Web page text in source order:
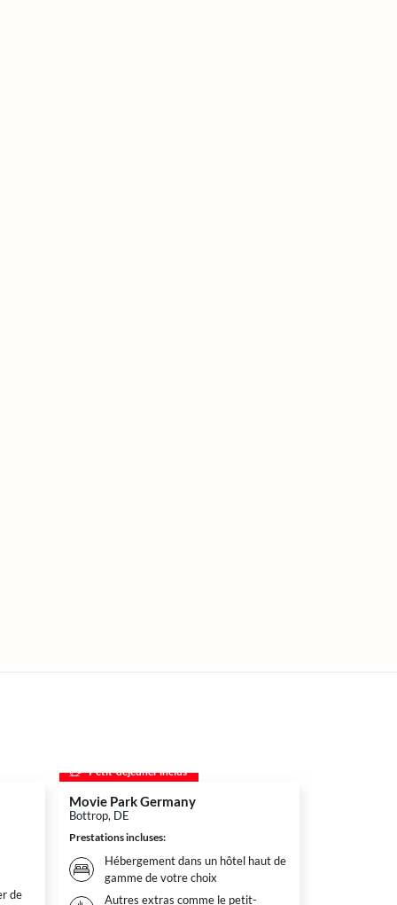
de
Petit-déjeuner inclus
Movie Park Germany
Bottrop, DE
Prestations incluses:
Hébergement dans un hôtel haut de
gamme de votre choix
Autres extras comme le petit-